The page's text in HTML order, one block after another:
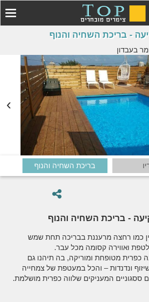
- בריכת השחיה והנוף
בעבדון
בריכת השחיה והנוף
- בריכת השחיה והנוף
כמו רחצה מרעננת בבריכה תחת שמש
ואווירה קסומה מכל עבר.
כפרית מטופחת ומוריקה, בה תיהנו גם
ונדנדות – והכל במעטפת של צמחייה
ססגוניים המעניקים שלווה כפרית מושלמת.